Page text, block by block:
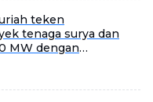
teken
tenaga surya dan
MW dengan